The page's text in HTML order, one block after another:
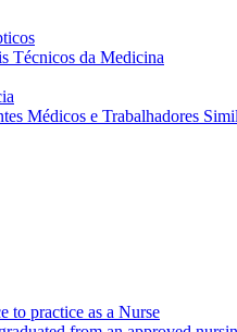
Técnicos da Medicina
Médicos e Trabalhadores
to practice as a Nurse